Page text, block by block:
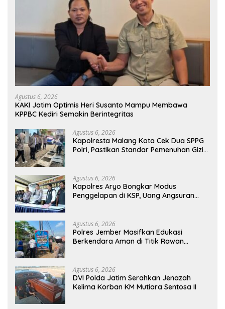
Agustus 6, 2026
KAKI Jatim Optimis Heri Susanto Mampu Membawa
KPPBC Kediri Semakin Berintegritas
Agustus 6, 2026
Kapolresta Malang Kota Cek Dua SPPG
Polri, Pastikan Standar Pemenuhan Gizi
Agustus 6, 2026
Kapolres Aryo Bongkar Modus
Penggelapan di KSP, Uang Angsuran
Agustus 6, 2026
Polres Jember Masifkan Edukasi
Berkendara Aman di Titik Rawan
Agustus 6, 2026
DVI Polda Jatim Serahkan Jenazah
Kelima Korban KM Mutiara Sentosa II